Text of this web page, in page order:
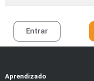
Entrar
Aprendizado